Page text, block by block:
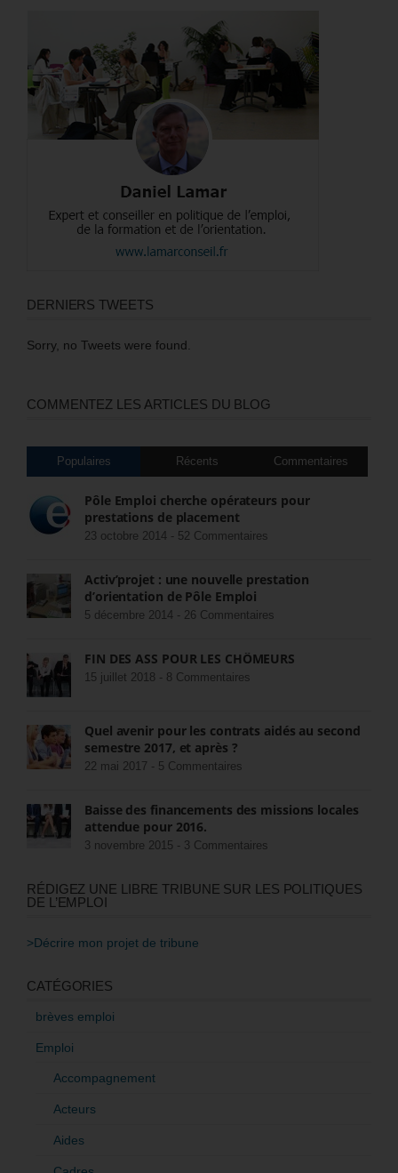
DERNIERS TWEETS
Sorry, no Tweets were found.
COMMENTEZ LES ARTICLES DU BLOG
Populaires Récents Commentaires
Pôle Emploi cherche opérateurs pour
prestations de placement
23 octobre 2014 - 52 Commentaires
Activ’projet : une nouvelle prestation
d’orientation de Pôle Emploi
5 décembre 2014 - 26 Commentaires
FIN DES ASS POUR LES CHÔMEURS
15 juillet 2018 - 8 Commentaires
Quel avenir pour les contrats aidés au second
semestre 2017, et après ?
22 mai 2017 - 5 Commentaires
Baisse des financements des missions locales
attendue pour 2016.
3 novembre 2015 - 3 Commentaires
RÉDIGEZ UNE LIBRE TRIBUNE SUR LES POLITIQUES
DE L’EMPLOI
>Décrire mon projet de tribune
CATÉGORIES
brèves emploi
Emploi
Accompagnement
Acteurs
Aides